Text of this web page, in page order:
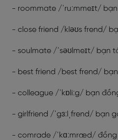
- roommate /ˈruːmmeɪt/
- close friend /kləʊs frend/
- soulmate /ˈsəʊlmeɪt/ bạn
- best friend /best frend/
- colleague /ˈkɒliːg/ bạn
- girlfriend /ˈgɜːlˌfrend/ bạn
- comrade /ˈkɑːmræd/ đồng